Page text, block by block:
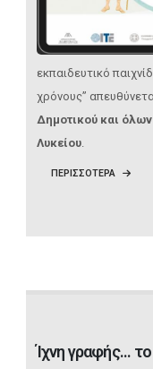
εκπαιδευτικό
χρόνους”
Δημοτικού και
Λυκείου.
ΠΕΡΙΣΣΟΤΕΡΑ
Ίχνη γραφής...